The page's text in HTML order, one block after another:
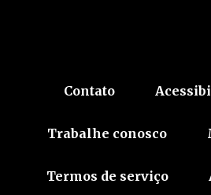
Contato
Trabalhe conosco
Termos de serviço